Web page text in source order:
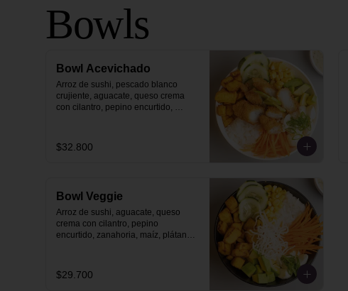
Bowls
Bowl Acevichado
Arroz de sushi, pescado blanco
crujiente, aguacate, queso crema
con cilantro, pepino encurtido,
$32.800
Bowl Veggie
Arroz de sushi, aguacate, queso
crema con cilantro, pepino
encurtido, zanahoria, maíz, plátano
$29.700